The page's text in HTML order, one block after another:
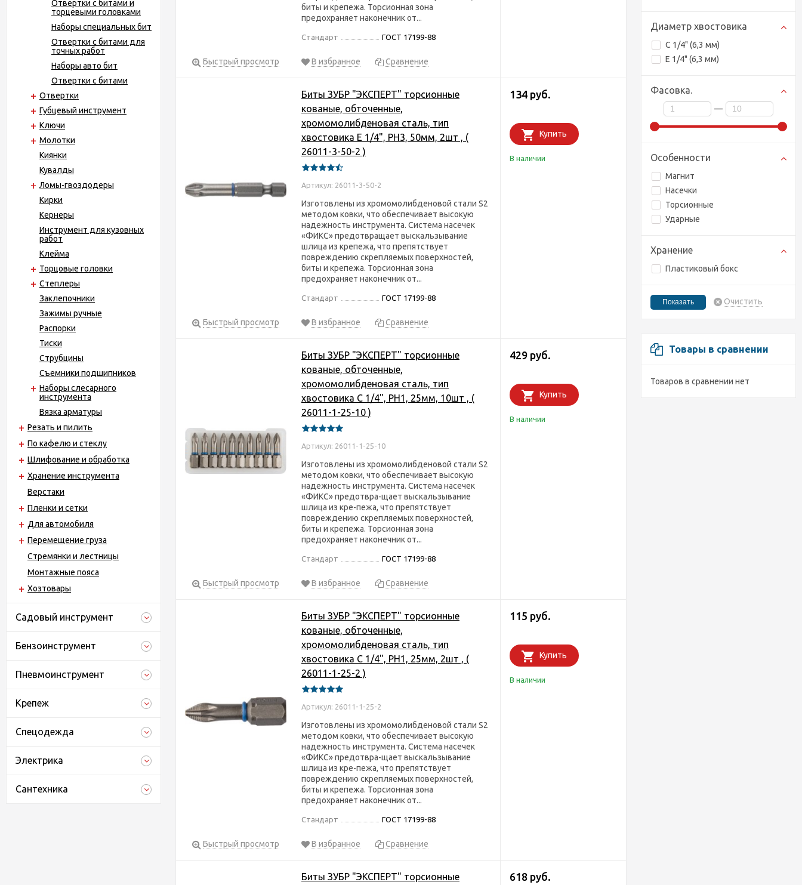
Диаметр хвостовика
C 1/4" (6,3 мм)
E 1/4" (6,3 мм)
Фасовка.
—
Особенности
Магнит
Насечки
Торсионные
Ударные
Хранение
Пластиковый бокс
Очистить
Товары в сравнении
Товаров в сравнении нет
Отвертки с битами и
торцевыми головками
Наборы специальных бит
Отвертки с битами для
точных работ
Наборы авто бит
Отвертки с битами
Отвертки
Губцевый инструмент
Ключи
Молотки
Киянки
Кувалды
Ломы-гвоздодеры
Кирки
Кернеры
Инструмент для кузовных
работ
Клейма
Торцовые головки
Степлеры
Заклепочники
Зажимы ручные
Распорки
Тиски
Струбцины
Съемники подшипников
Наборы слесарного
инструмента
Вязка арматуры
Резать и пилить
По кафелю и стеклу
Шлифование и обработка
Хранение инструмента
Верстаки
Пленки и сетки
Для автомобиля
Перемещение груза
Стремянки и лестницы
Монтажные пояса
Хозтовары
Садовый инструмент
Бензоинструмент
Пневмоинструмент
Крепеж
Спецодежда
Электрика
Сантехника
биты и крепежа. Торсионная зона
предохраняет наконечник от...
Стандарт ГОСТ 17199-88
Быстрый просмотр В избранное Сравнение
Биты ЗУБР "ЭКСПЕРТ" торсионные
кованые, обточенные,
хромомолибденовая сталь, тип
хвостовика E 1/4", PH3, 50мм, 2шт , (
26011-3-50-2 )
Артикул: 26011-3-50-2
Изготовлены из хромомолибденовой стали S2
методом ковки, что обеспечивает высокую
надежность инструмента. Система насечек
«ФИКС» предотвращает выскальзывание
шлица из крепежа, что препятствует
повреждению скрепляемых поверхностей,
биты и крепежа. Торсионная зона
предохраняет наконечник от...
Стандарт ГОСТ 17199-88
134 руб.
Купить
В наличии
Быстрый просмотр В избранное Сравнение
Биты ЗУБР "ЭКСПЕРТ" торсионные
кованые, обточенные,
хромомолибденовая сталь, тип
хвостовика C 1/4", PH1, 25мм, 10шт , (
26011-1-25-10 )
Артикул: 26011-1-25-10
Изготовлены из хромомолибденовой стали S2
методом ковки, что обеспечивает высокую
надежность инструмента. Система насечек
«ФИКС» предотвра-щает выскальзывание
шлица из кре-пежа, что препятствует
повреждению скрепляемых поверхностей,
биты и крепежа. Торсионная зона
предохраняет наконечник от...
Стандарт ГОСТ 17199-88
429 руб.
Купить
В наличии
Быстрый просмотр В избранное Сравнение
Биты ЗУБР "ЭКСПЕРТ" торсионные
кованые, обточенные,
хромомолибденовая сталь, тип
хвостовика C 1/4", PH1, 25мм, 2шт , (
26011-1-25-2 )
Артикул: 26011-1-25-2
Изготовлены из хромомолибденовой стали S2
методом ковки, что обеспечивает высокую
надежность инструмента. Система насечек
«ФИКС» предотвра-щает выскальзывание
шлица из кре-пежа, что препятствует
повреждению скрепляемых поверхностей,
биты и крепежа. Торсионная зона
предохраняет наконечник от...
Стандарт ГОСТ 17199-88
115 руб.
Купить
В наличии
Быстрый просмотр В избранное Сравнение
Биты ЗУБР "ЭКСПЕРТ" торсионные
618 руб.